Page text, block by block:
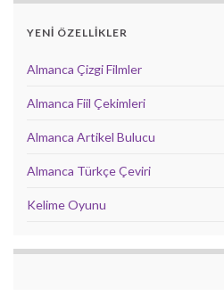
YENİ ÖZELLİKLER
Almanca Çizgi Filmler
Almanca Fiil Çekimleri
Almanca Artikel Bulucu
Almanca Türkçe Çeviri
Kelime Oyunu